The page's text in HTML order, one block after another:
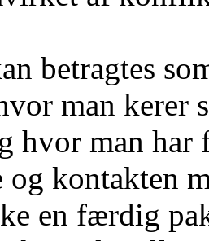
betragtes
man kerer
hvor man har
og kontakten
en færdig